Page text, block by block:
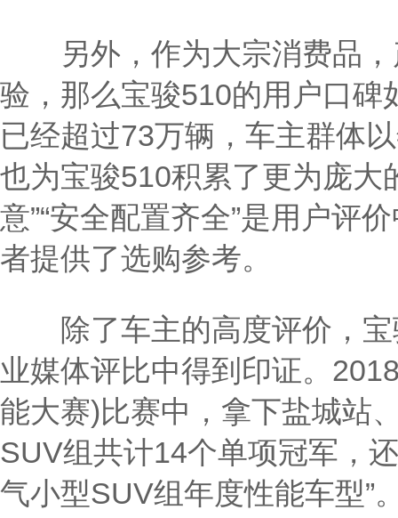
另外，作为大宗消费品，
验，那么宝骏510的用户口
已经超过73万辆，车主群体
也为宝骏510积累了更为庞大
意”“安全配置齐全”是用户评
者提供了选购参考。
除了车主的高度评价，宝
业媒体评比中得到印证。
能大赛)比赛中，拿下盐城站
SUV组共计14个单项冠军，
气小型SUV组年度性能车型”